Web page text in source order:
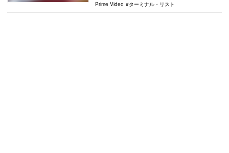
Prime Video
ターミナル・リスト